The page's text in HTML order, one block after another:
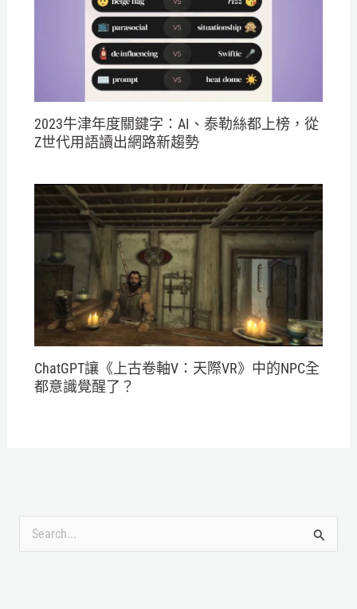
2023牛津年度關鍵字：AI、泰勒絲都上榜，從
Z世代用語讀出網路新趨勢
ChatGPT讓《上古卷軸V：天際VR》中的NPC全
都意識覺醒了？